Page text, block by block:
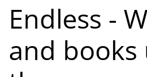
Endless -
and